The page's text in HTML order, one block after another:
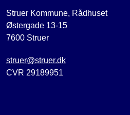
Struer Kommune, Rådhuset
Østergade 13-15
7600 Struer
struer@struer.dk
CVR 29189951